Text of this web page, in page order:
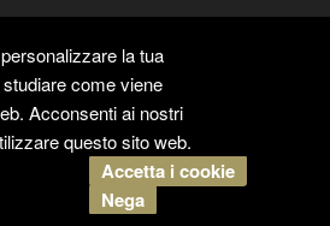
Solutionby STUDIO99. Tutti i diritti
la tua
come viene
Acconsenti ai nostri
questo sito web.
Accetta i cookie
Nega